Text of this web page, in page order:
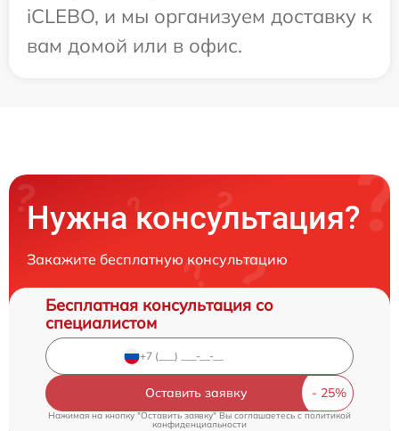
iCLEBO, и мы организуем доставку к
вам домой или в офис.
Нужна консультация?
Закажите бесплатную консультацию
Бесплатная консультация со
специалистом
Оставить заявку
Нажимая на кнопку "Оставить заявку" Вы соглашаетесь cполитикой
конфиденциальности